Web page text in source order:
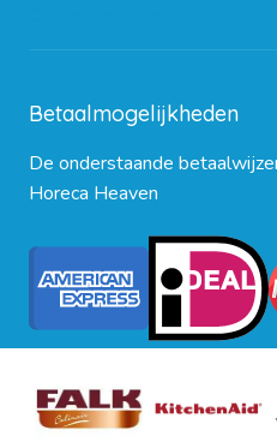
Betaalmogelijkheden
De onderstaande
Horeca Heaven